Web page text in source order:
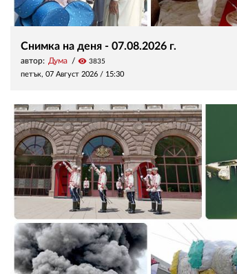
Снимка на деня - 07.08.2026 г.
автор: Дума visibility 3835
петък, 07 Август 2026 / 15:30